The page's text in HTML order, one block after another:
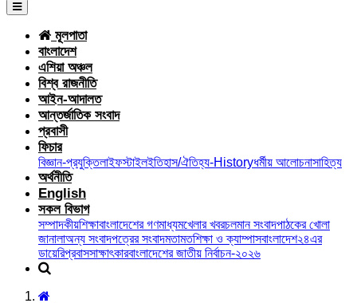
মূলপাতা
বাংলাদেশ
এশিয়া অঞ্চল
বিশ্ব রাজনীতি
আইন-আদালত
আন্তর্জাতিক সংবাদ
প্রবাসী
ফিচার
বিজ্ঞান-প্রযুক্তিলাইফস্টাইলইতিহাস/ঐতিহ্য-Historyধর্মীয় আলোচনাসাহিত্য
অর্থনীতি
English
সকল বিভাগ
সম্পাদকীয়শিক্ষাবাংলাদেশের গণমাধ্যমখেলার খবরচলমান সংবাদপাঠকের খোলা
জানালাঅন্য সংবাদপত্রের সংবাদমতামতশিক্ষা ও ক্যাম্পাসবাংলাদেশ২৪এর
ডায়েরিপ্রবাসসাক্ষাৎকারবাংলাদেশের জাতীয় নির্বাচন-২০২৬